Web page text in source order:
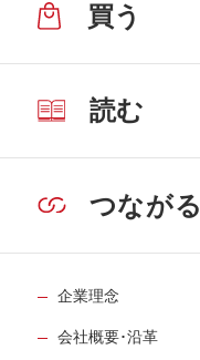
買う
読む
つながる
企業理念
会社概要･沿革